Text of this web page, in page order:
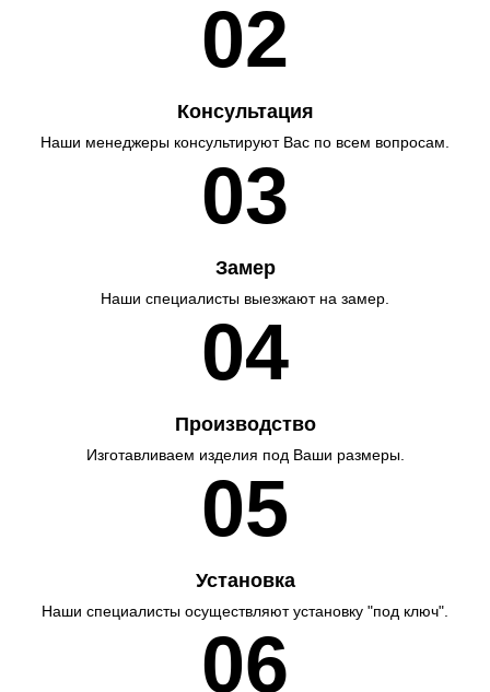
02
Консультация
Наши менеджеры консультируют Вас по всем вопросам.
03
Замер
Наши специалисты выезжают на замер.
04
Производство
Изготавливаем изделия под Ваши размеры.
05
Установка
Наши специалисты осуществляют установку "под ключ".
06